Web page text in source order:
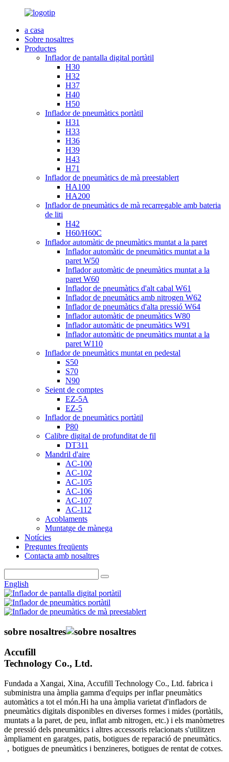
a casa
Sobre nosaltres
Productes
Inflador de pantalla digital portàtil
H30
H32
H37
H40
H50
Inflador de pneumàtics portàtil
H31
H33
H36
H39
H43
H71
Inflador de pneumàtics de mà preestablert
HA100
HA200
Inflador de pneumàtics de mà recarregable amb bateria
de liti
H42
H60/H60C
Inflador automàtic de pneumàtics muntat a la paret
Inflador automàtic de pneumàtics muntat a la
paret W50
Inflador automàtic de pneumàtics muntat a la
paret W60
Inflador de pneumàtics d'alt cabal W61
Inflador de pneumàtics amb nitrogen W62
Inflador de pneumàtics d'alta pressió W64
Inflador automàtic de pneumàtics W80
Inflador automàtic de pneumàtics W91
Inflador automàtic de pneumàtics muntat a la
paret W110
Inflador de pneumàtics muntat en pedestal
S50
S70
N90
Seient de comptes
EZ-5A
EZ-5
Inflador de pneumàtics portàtil
P80
Calibre digital de profunditat de fil
DT311
Mandril d'aire
AC-100
AC-102
AC-105
AC-106
AC-107
AC-112
Acoblaments
Muntatge de mànega
Notícies
Preguntes freqüents
Contacta amb nosaltres
English
sobre nosaltres
Accufill
Technology Co., Ltd.
Fundada a Xangai, Xina, Accufill Technology Co., Ltd. fabrica i
subministra una àmplia gamma d'equips per inflar pneumàtics
automàtics a tot el món.Hi ha una àmplia varietat d'infladors de
pneumàtics digitals disponibles en diverses formes i mides (portàtils,
muntats a la paret, de peu, inflat amb nitrogen, etc.) i els manòmetres
de pressió dels pneumàtics i altres accessoris relacionats s'utilitzen
àmpliament en garatges, patis, botigues de reparació de pneumàtics.
，botigues de pneumàtics i benzineres, botigues de rentat de cotxes.